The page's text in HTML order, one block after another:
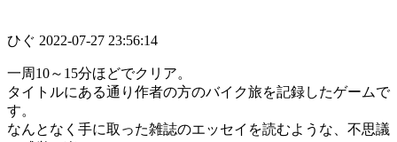
ひぐ 2022-07-27 23:56:14
一周10～15分ほどでクリア。
タイトルにある通り作者の方のバイク旅を記録したゲームで
す。
なんとなく手に取った雑誌のエッセイを読むような、不思議